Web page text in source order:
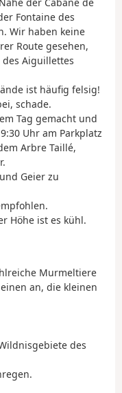
Fontaine des
Wir haben keine
Route gesehen,
des Aiguillettes
ist häufig felsig!
schade.
Tag gemacht und
Uhr am Parkplatz
Arbre Taillé,
Geier zu
Höhe ist es kühl.
Murmeltiere
an, die kleinen
des